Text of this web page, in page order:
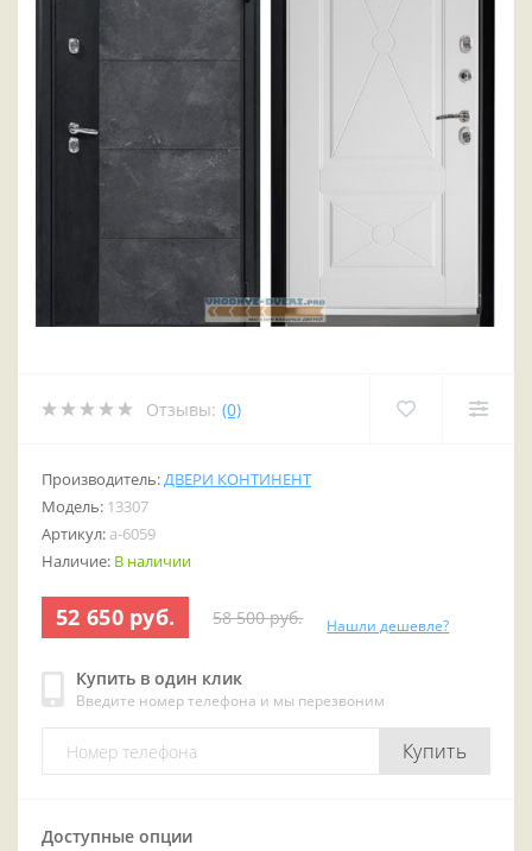
Отзывы: (0)
Производитель:ДВЕРИ КОНТИНЕНТ
Модель: 13307
Артикул: a-6059
Наличие: В наличии
52 650 руб. 58 500 руб. Нашли дешевле?
Купить в один клик
Введите номер телефона и мы перезвоним
Купить
Доступные опции